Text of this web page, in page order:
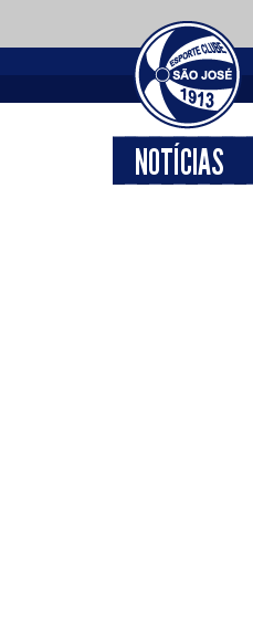
NOTÍCIAS